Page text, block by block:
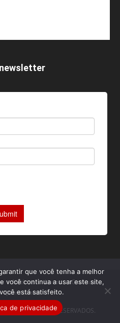
Notícias Livros
Camisas
Quem somos
OS DIREITOS RESERVADOS.
que você tenha a melhor
você continua a usar este site,
está satisfeito.
de privacidade